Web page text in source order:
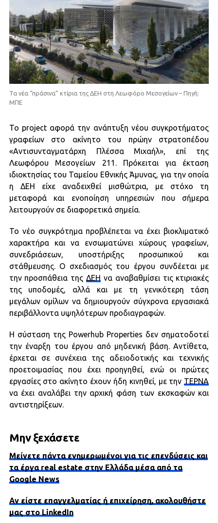
Τα νέα “πράσινα” κτίρια της ΔΕΗ στη Λεωφόρο Μεσογείων – Πηγή:
ΜΠE
Το project αφορά την ανάπτυξη νέου συγκροτήματος
γραφείων στο ακίνητο του πρώην στρατοπέδου
«Αντισυνταγματάρχη Πλέσσα Μιχαήλ», επί της
Λεωφόρου Μεσογείων 211. Πρόκειται για έκταση
ιδιοκτησίας του Ταμείου Εθνικής Άμυνας, για την οποία
η ΔΕΗ είχε αναδειχθεί μισθώτρια, με στόχο τη
μεταφορά και ενοποίηση υπηρεσιών που σήμερα
λειτουργούν σε διαφορετικά σημεία.
Το νέο συγκρότημα προβλέπεται να έχει βιοκλιματικό
χαρακτήρα και να ενσωματώνει χώρους γραφείων,
συνεδριάσεων, υποστήριξης προσωπικού και
στάθμευσης. Ο σχεδιασμός του έργου συνδέεται με
την προσπάθεια τηςΔΕΗ να αναβαθμίσει τις κτιριακές
της υποδομές, αλλά και με τη γενικότερη τάση
μεγάλων ομίλων να δημιουργούν σύγχρονα εργασιακά
περιβάλλοντα υψηλότερων προδιαγραφών.
Η σύσταση της Powerhub Properties δεν σηματοδοτεί
την έναρξη του έργου από μηδενική βάση. Αντίθετα,
έρχεται σε συνέχεια της αδειοδοτικής και τεχνικής
προετοιμασίας που έχει προηγηθεί, ενώ οι πρώτες
εργασίες στο ακίνητο έχουν ήδη κινηθεί, με την ΤΕΡΝΑ
να έχει αναλάβει την αρχική φάση των εκσκαφών και
αντιστηρίξεων.
Μην ξεχάσετε
Μείνετε πάντα ενημερωμένοι για τις επενδύσεις και
τα έργα real estate στην Ελλάδα μέσα από τα
Google News
Αν είστε επαγγελματίας ή επιχείρηση, ακολουθήστε
μας στο LinkedIn